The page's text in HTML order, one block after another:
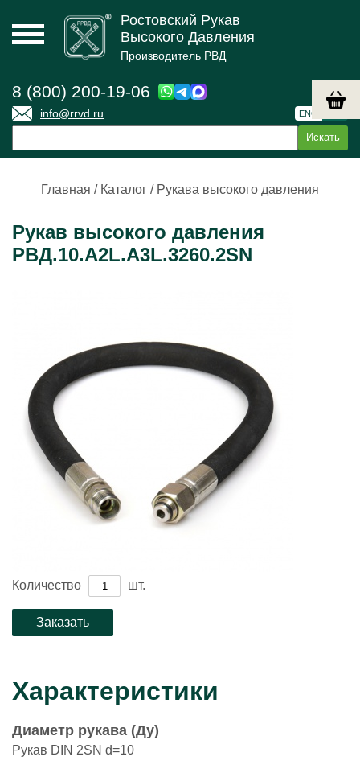
Ростовский Рукав
Высокого Давления
Производитель РВД
8 (800) 200-19-06
info@rrvd.ru ENG
Главная / Каталог / Рукава высокого давления
Рукав высокого давления
РВД.10.А2L.А3L.3260.2SN
Количество шт.
Характеристики
Диаметр рукава (Ду)
Рукав DIN 2SN d=10